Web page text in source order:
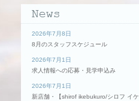
2026年7月8日
8月のスタッフスケジュール
2026年7月1日
求人情報への応募・見学申込み
2026年7月1日
新店舗・【shirof ikebukuro/シロフ イケ